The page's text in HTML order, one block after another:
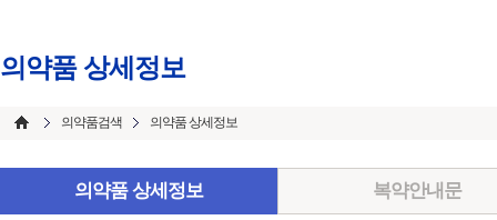
의약품 상세정보
의약품검색 의약품 상세정보
의약품 상세정보 복약안내문